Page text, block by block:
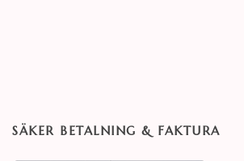
SÄKER BETALNING & FAKTURA